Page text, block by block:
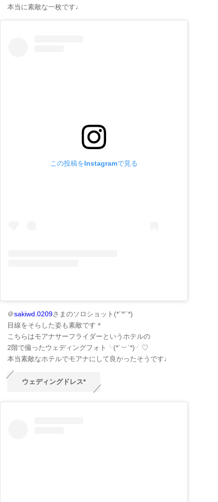
本当に素敵な一枚です♩
この投稿をInstagramで見る
＠sakiwd.0209さまのソロショット(*´꒳`*)
目線をそらした姿も素敵です＊
こちらはモアナサーフライダーというホテルの
2階で撮ったウェディングフォト╰(*´︶`*)╯♡
本当素敵なホテルでモアナにして良かったそうです♩
ウェディングドレス*